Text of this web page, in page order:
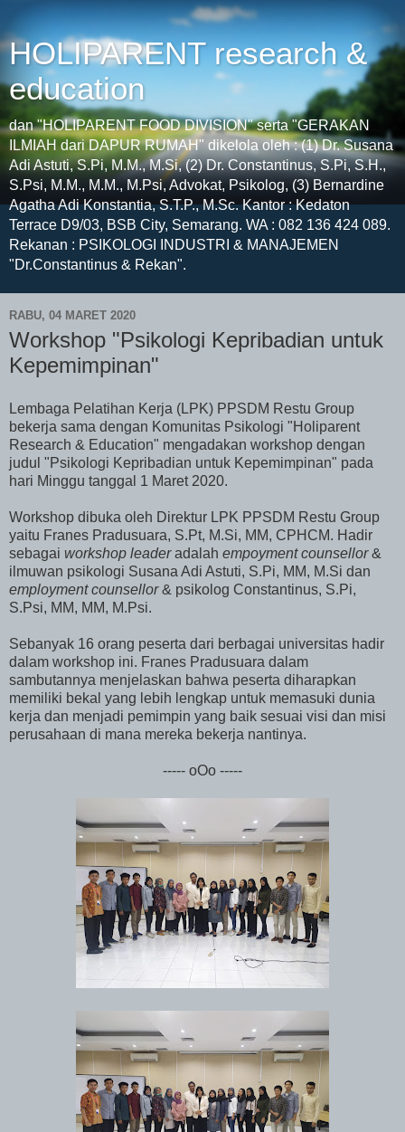
HOLIPARENT research &
education
dan "HOLIPARENT FOOD DIVISION" serta "GERAKAN
ILMIAH dari DAPUR RUMAH" dikelola oleh : (1) Dr. Susana
Adi Astuti, S.Pi, M.M., M.Si, (2) Dr. Constantinus, S.Pi, S.H.,
S.Psi, M.M., M.M., M.Psi, Advokat, Psikolog, (3) Bernardine
Agatha Adi Konstantia, S.T.P., M.Sc. Kantor : Kedaton
Terrace D9/03, BSB City, Semarang. WA : 082 136 424 089.
Rekanan : PSIKOLOGI INDUSTRI & MANAJEMEN
"Dr.Constantinus & Rekan".
RABU, 04 MARET 2020
Workshop "Psikologi Kepribadian untuk
Kepemimpinan"
Lembaga Pelatihan Kerja (LPK) PPSDM Restu Group
bekerja sama dengan Komunitas Psikologi "Holiparent
Research & Education" mengadakan workshop dengan
judul "Psikologi Kepribadian untuk Kepemimpinan" pada
hari Minggu tanggal 1 Maret 2020.
Workshop dibuka oleh Direktur LPK PPSDM Restu Group
yaitu Franes Pradusuara, S.Pt, M.Si, MM, CPHCM. Hadir
sebagai workshop leaderadalah empoyment counsellor&
ilmuwan psikologi Susana Adi Astuti, S.Pi, MM, M.Si dan
employment counsellor& psikolog Constantinus, S.Pi,
S.Psi, MM, MM, M.Psi.
Sebanyak 16 orang peserta dari berbagai universitas hadir
dalam workshop ini. Franes Pradusuara dalam
sambutannya menjelaskan bahwa peserta diharapkan
memiliki bekal yang lebih lengkap untuk memasuki dunia
kerja dan menjadi pemimpin yang baik sesuai visi dan misi
perusahaan di mana mereka bekerja nantinya.
----- oOo -----